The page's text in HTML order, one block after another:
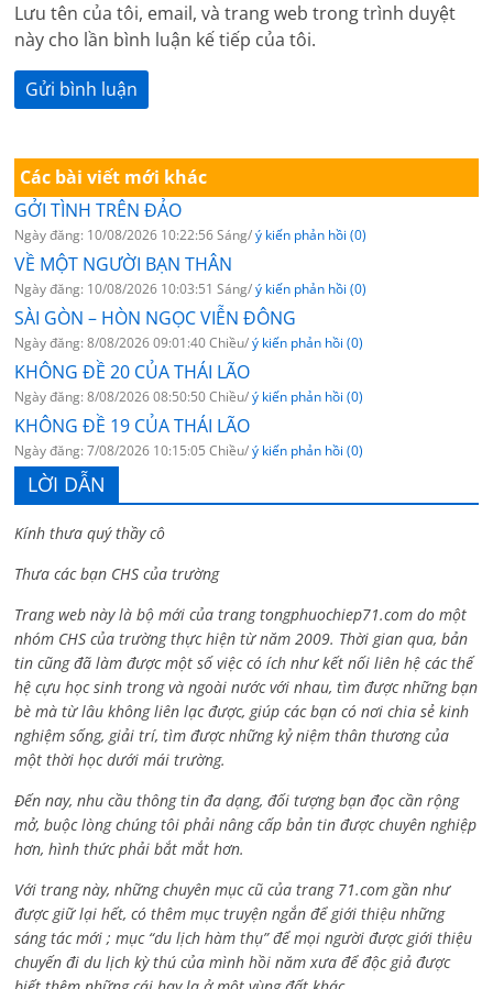
Lưu tên của tôi, email, và trang web trong trình duyệt
này cho lần bình luận kế tiếp của tôi.
Các bài viết mới khác
GỞI TÌNH TRÊN ĐẢO
Ngày đăng: 10/08/2026 10:22:56 Sáng/ý kiến phản hồi (0)
VỀ MỘT NGƯỜI BẠN THÂN
Ngày đăng: 10/08/2026 10:03:51 Sáng/ý kiến phản hồi (0)
SÀI GÒN – HÒN NGỌC VIỄN ĐÔNG
Ngày đăng: 8/08/2026 09:01:40 Chiều/ý kiến phản hồi (0)
KHÔNG ĐỀ 20 CỦA THÁI LÃO
Ngày đăng: 8/08/2026 08:50:50 Chiều/ý kiến phản hồi (0)
KHÔNG ĐỀ 19 CỦA THÁI LÃO
Ngày đăng: 7/08/2026 10:15:05 Chiều/ý kiến phản hồi (0)
LỜI DẪN
Kính thưa quý thầy cô
Thưa các bạn CHS của trường
Trang web này là bộ mới của trang tongphuochiep71.com do một
nhóm CHS của trường thực hiện từ năm 2009. Thời gian qua, bản
tin cũng đã làm được một số việc có ích như kết nối liên hệ các thế
hệ cựu học sinh trong và ngoài nước với nhau, tìm được những bạn
bè mà từ lâu không liên lạc được, giúp các bạn có nơi chia sẻ kinh
nghiệm sống, giải trí, tìm được những kỷ niệm thân thương của
một thời học dưới mái trường.
Đến nay, nhu cầu thông tin đa dạng, đối tượng bạn đọc cần rộng
mở, buộc lòng chúng tôi phải nâng cấp bản tin được chuyên nghiệp
hơn, hình thức phải bắt mắt hơn.
Với trang này, những chuyên mục cũ của trang 71.com gần như
được giữ lại hết, có thêm mục truyện ngắn để giới thiệu những
sáng tác mới ; mục “du lịch hàm thụ” để mọi người được giới thiệu
chuyến đi du lịch kỳ thú của mình hồi năm xưa để độc giả được